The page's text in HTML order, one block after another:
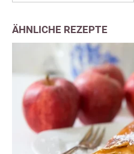
ÄHNLICHE REZEPTE